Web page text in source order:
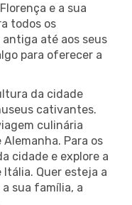
e a sua
todos os
até aos seus
para oferecer a
da cidade
cativantes.
culinária
Para os
cidade e explore a
Quer esteja a
sua família, a